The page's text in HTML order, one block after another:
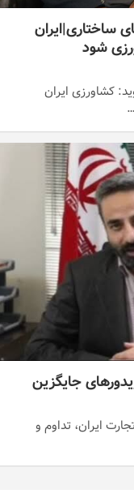
ساختاری|ایران
شود
کشاورزی ایران
جایگزین
ایران، تداوم و